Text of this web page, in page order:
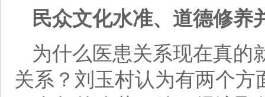
民众文化水准、道德修养
为什么医患关系现在真的
关系？刘玉村认为有两个